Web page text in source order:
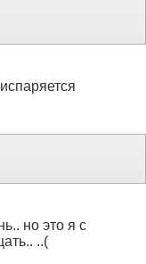
но это я с
..(